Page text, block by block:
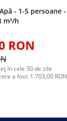
- 1-5 persoane -
m³/h
RON
în cele 30 de zile
a fost: 1.703,00 RON